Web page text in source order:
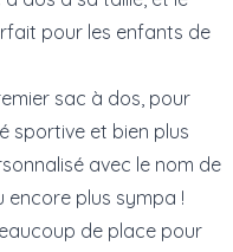
pour les enfants de
sac à dos, pour
sportive et bien plus
avec le nom de
encore plus sympa !
de place pour